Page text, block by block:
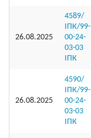
26.08.2025
4589/
ІПК/99-
00-24-
03-03
ІПК
26.08.2025
4590/
ІПК/99-
00-24-
03-03
ІПК